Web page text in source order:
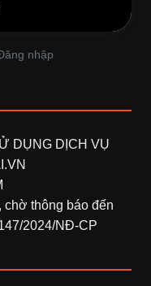
nhập
DỤNG DỊCH VỤ
chờ thông báo đến
2024/NĐ-CP